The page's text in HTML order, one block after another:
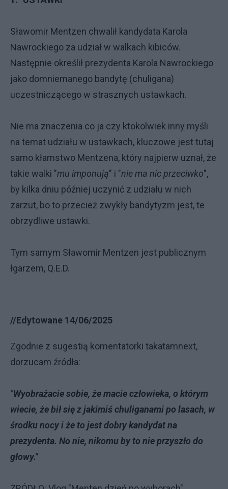
Sławomir Mentzen chwalił kandydata Karola
Nawrockiego za udział w walkach kibiców.
Następnie określił prezydenta Karola Nawrockiego
jako domniemanego bandytę (chuligana)
uczestniczącego w strasznych ustawkach.
Nie ma znaczenia co ja czy ktokolwiek inny myśli
na temat udziału w ustawkach, kluczowe jest tutaj
samo kłamstwo Mentzena, który najpierw uznał, że
takie walki "mu imponują" i "nie ma nic przeciwko",
by kilka dniu później uczynić z udziału w nich
zarzut, bo to przecież zwykły bandytyzm jest, te
obrzydliwe ustawki.
Tym samym Sławomir Mentzen jest publicznym
łgarzem, Q.E.D.
//Edytowane 14/06/2025
Zgodnie z sugestią komentatorki takatamnext,
dorzucam źródła:
"Wyobrażacie sobie, że macie człowieka, o którym
wiecie, że bił się z jakimiś chuliganami po lasach, w
środku nocy i że to jest dobry kandydat na
prezydenta. No nie, nikomu by to nie przyszło do
głowy."